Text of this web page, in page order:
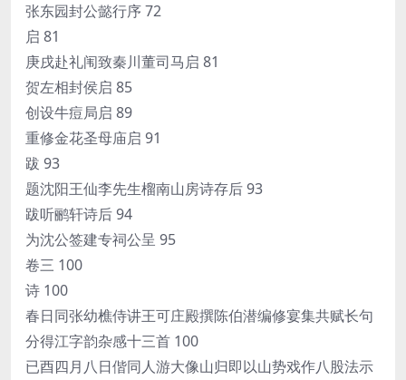
张东园封公懿行序 72
启 81
庚戌赴礼闱致秦川董司马启 81
贺左相封侯启 85
创设牛痘局启 89
重修金花圣母庙启 91
跋 93
题沈阳王仙李先生榴南山房诗存后 93
跋听鹂轩诗后 94
为沈公签建专祠公呈 95
卷三 100
诗 100
春日同张幼樵侍讲王可庄殿撰陈伯潜编修宴集共赋长句
分得江字韵杂感十三首 100
已酉四月八日偕同人游大像山归即以山势戏作八股法示